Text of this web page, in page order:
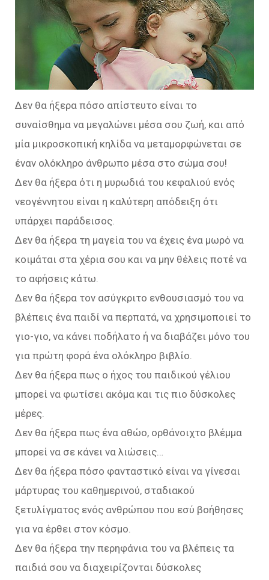
Δεν θα ήξερα πόσο απίστευτο είναι το
συναίσθημα να μεγαλώνει μέσα σου ζωή, και από
μία μικροσκοπική κηλίδα να μεταμορφώνεται σε
έναν ολόκληρο άνθρωπο μέσα στο σώμα σου!
Δεν θα ήξερα ότι η μυρωδιά του κεφαλιού ενός
νεογέννητου είναι η καλύτερη απόδειξη ότι
υπάρχει παράδεισος.
Δεν θα ήξερα τη μαγεία του να έχεις ένα μωρό να
κοιμάται στα χέρια σου και να μην θέλεις ποτέ να
το αφήσεις κάτω.
Δεν θα ήξερα τον ασύγκριτο ενθουσιασμό του να
βλέπεις ένα παιδί να περπατά, να χρησιμοποιεί το
γιο-γιο, να κάνει ποδήλατο ή να διαβάζει μόνο του
για πρώτη φορά ένα ολόκληρο βιβλίο.
Δεν θα ήξερα πως ο ήχος του παιδικού γέλιου
μπορεί να φωτίσει ακόμα και τις πιο δύσκολες
μέρες.
Δεν θα ήξερα πως ένα αθώο, ορθάνοιχτο βλέμμα
μπορεί να σε κάνει να λιώσεις…
Δεν θα ήξερα πόσο φανταστικό είναι να γίνεσαι
μάρτυρας του καθημερινού, σταδιακού
ξετυλίγματος ενός ανθρώπου που εσύ βοήθησες
για να έρθει στον κόσμο.
Δεν θα ήξερα την περηφάνια του να βλέπεις τα
παιδιά σου να διαχειρίζονται δύσκολες